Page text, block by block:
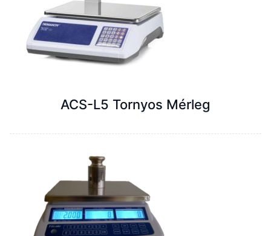
ACS-L5 Tornyos Mérleg